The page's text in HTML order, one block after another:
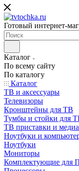
Готовый интернет-
Каталог
По всему сайту
По каталогу
Каталог
ТВ и аксессуары
Телевизоры
Кронштейны для ТВ
Тумбы и стойки для
ТВ приставки и
Ноутбуки и
Ноутбуки
Мониторы
Комплектующие для